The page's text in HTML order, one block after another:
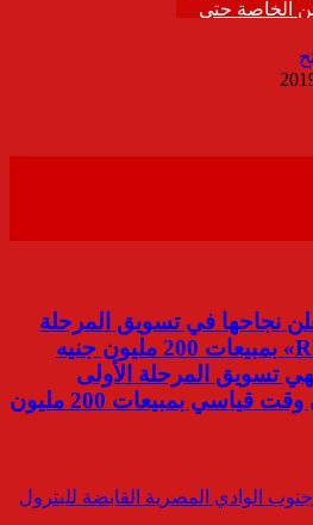
نجاحها في تسويق المرحلة
الأولى بمشروع «RUBIX» بمبيعات 200 مليون جنيه
تسويق المرحلة الأولى
بمشروع «RUBIX» في وقت قياسي بمبيعات 200 مليون